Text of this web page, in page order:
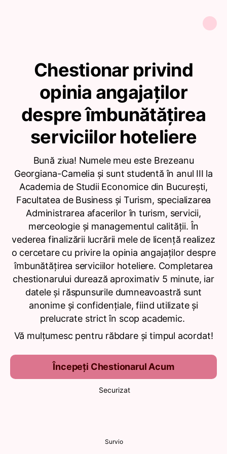
Chestionar privind
opinia angajaților
despre îmbunătățirea
serviciilor hoteliere
Bună ziua! Numele meu este Brezeanu
Georgiana-Camelia și sunt studentă în anul III la
Academia de Studii Economice din București,
Facultatea de Business și Turism, specializarea
Administrarea afacerilor în turism, servicii,
merceologie și managementul calității. În
vederea finalizării lucrării mele de licență realizez
o cercetare cu privire la opinia angajaților despre
îmbunătățirea serviciilor hoteliere. Completarea
chestionarului durează aproximativ 5 minute, iar
datele și răspunsurile dumneavoastră sunt
anonime și confidențiale, fiind utilizate și
prelucrate strict în scop academic.
Vă mulțumesc pentru răbdare și timpul acordat!
Începeți Chestionarul Acum
Securizat
Survio